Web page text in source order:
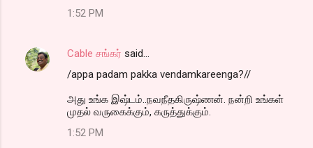
1:52 PM
Cable சங்கர் said…
/appa padam pakka vendamkareenga?//
அது உங்க இஷ்டம்..நவநீதகிருஷ்ணன். நன்றி உங்கள்
முதல் வருகைக்கும், கருத்துக்கும்.
1:52 PM